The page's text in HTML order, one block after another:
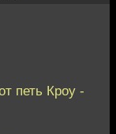
петь Кроу -